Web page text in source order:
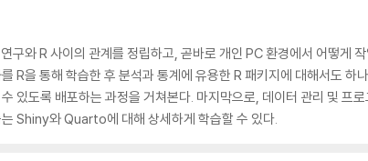
구와 R 사이의 관계를 정립하고, 곧바로 개인 PC 환경에서 어떻게
R을 통해 학습한 후 분석과 통계에 유용한 R 패키지에 대해서도 하
있도록 배포하는 과정을 거쳐본다. 마지막으로, 데이터 관리 및 프
Shiny와 Quarto에 대해 상세하게 학습할 수 있다.